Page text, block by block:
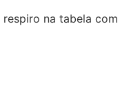
na tabela com